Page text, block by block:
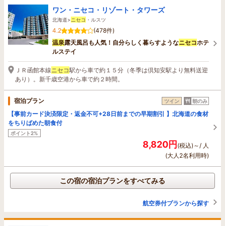
ワン・ニセコ・リゾート・タワーズ
北海道> ニセコ ・ルスツ
4.2
(478件)
温泉露天風呂も人気！自分らしく暮らすようなニセコホテ
ルステイ
ＪＲ函館本線 ニセコ駅から車で約１５分（冬季は倶知安駅より無料送迎
あり）。新千歳空港から車で約２時間。
宿泊プラン ツイン 朝のみ
【事前カード決済限定・返金不可+28日前までの早期割引 】北海道の食材
をちりばめた朝食付
ポイント2%
8,820円(税込)～/ 人
(大人2名利用時)
この宿の宿泊プランをすべてみる
航空券付プランから探す